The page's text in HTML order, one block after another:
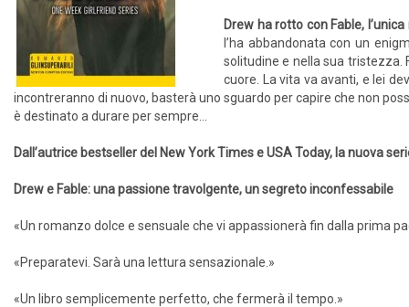
Drew ha rotto con Fable,
l’ha abbandonata con un
solitudine e nella sua tristezza.
cuore. La vita va avanti, e lei
incontreranno di nuovo, basterà uno sguardo per capire che non
è destinato a durare per sempre…
Dall’autrice bestseller del New York Times e USA Today, la nuova
Drew e Fable: una passione travolgente, un segreto inconfessabile
«Un romanzo dolce e sensuale che vi appassionerà fin dalla prima
«Preparatevi. Sarà una lettura sensazionale.»
«Un libro semplicemente perfetto, che fermerà il tempo.»